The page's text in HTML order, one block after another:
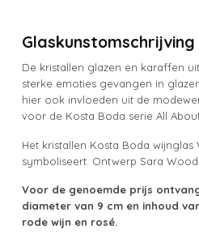
Glaskunstomschrijving
De kristallen glazen en karaffen
sterke emoties gevangen in
hier ook invloeden uit de
voor de Kosta Boda serie All About
Het kristallen Kosta Boda
symboliseert. Ontwerp Sara
Voor de genoemde prijs
diameter van 9 cm en inhoud
rode wijn en rosé.